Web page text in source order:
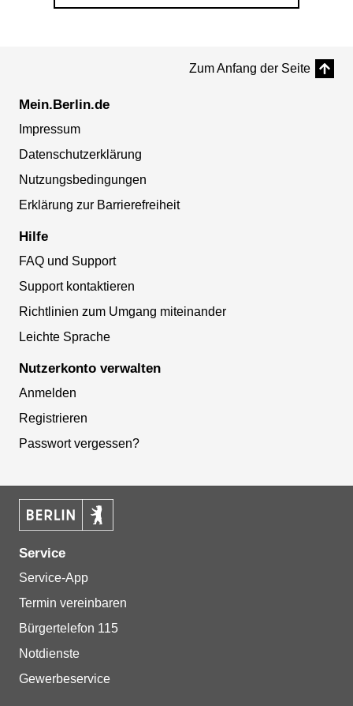
Zum Anfang der Seite
Mein.Berlin.de
Impressum
Datenschutzerklärung
Nutzungsbedingungen
Erklärung zur Barrierefreiheit
Hilfe
FAQ und Support
Support kontaktieren
Richtlinien zum Umgang miteinander
Leichte Sprache
Nutzerkonto verwalten
Anmelden
Registrieren
Passwort vergessen?
Service
Service-App
Termin vereinbaren
Bürgertelefon 115
Notdienste
Gewerbeservice